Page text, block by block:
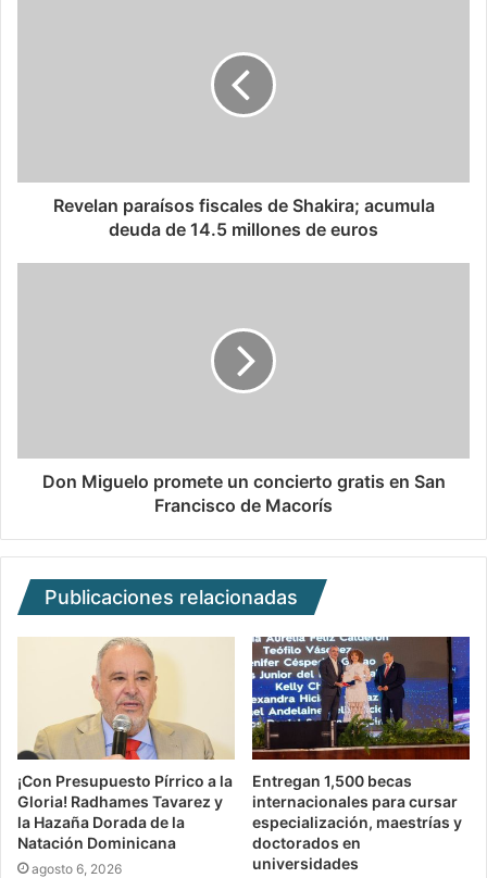
Revelan paraísos fiscales de Shakira; acumula
deuda de 14.5 millones de euros
Don Miguelo promete un concierto gratis en San
Francisco de Macorís
Publicaciones relacionadas
¡Con Presupuesto Pírrico a la
Gloria! Radhames Tavarez y
la Hazaña Dorada de la
Natación Dominicana
agosto 6, 2026
Entregan 1,500 becas
internacionales para cursar
especialización, maestrías y
doctorados en
universidades